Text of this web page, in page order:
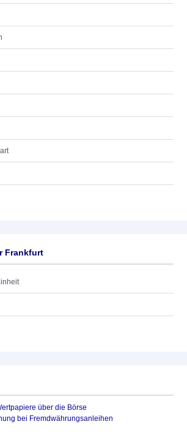
Frankfurt
über die Börse
bei Fremdwährungsanleihen